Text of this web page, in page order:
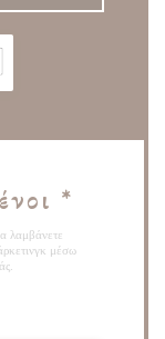
*
λαμβάνετε
μέσω